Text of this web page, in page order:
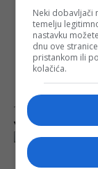
Više na istu
Neki dobavljači
temelju
nastavku
dnu ove
pristankom ili
kolačića.